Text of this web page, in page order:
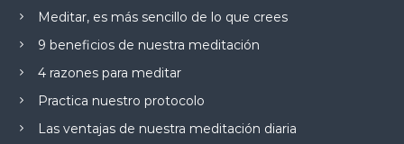
Meditar, es más sencillo de lo que crees
9 beneficios de nuestra meditación
4 razones para meditar
Practica nuestro protocolo
Las ventajas de nuestra meditación diaria